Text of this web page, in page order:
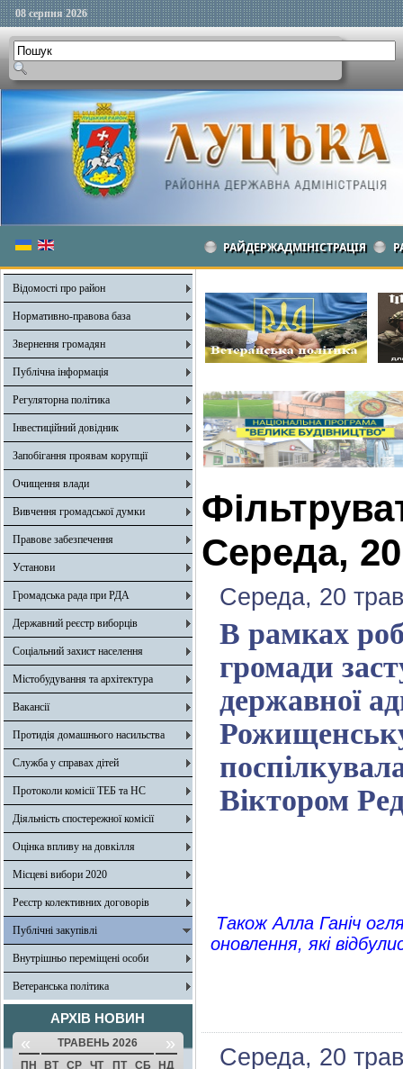
08 серпня 2026
РАЙДЕРЖАДМІНІСТРАЦІЯ
Відомості про район
Нормативно-правова база
Звернення громадян
Публічна інформація
Регуляторна політика
Інвестиційний довідник
Запобігання проявам корупції
Очищення влади
Вивчення громадської думки
Правове забезпечення
Установи
Громадська рада при РДА
Державний реєстр виборців
Соціальний захист населення
Містобудування та архітектура
Вакансії
Протидія домашнього насильства
Служба у справах дітей
Протоколи комісії ТЕБ та НС
Діяльність спостережної комісії
Оцінка впливу на довкілля
Місцеві вибори 2020
Реєстр колективних договорів
Публічні закупівлі
Внутрішньо переміщені особи
Ветеранська політика
АРХІВ НОВИН
« ТРАВЕНЬ 2026 »
ПН ВТ СР ЧТ ПТ СБ
НД
Середа,
Середа, 20
В рамках
громади
державної
Віктором
Також Алла Ганіч
оновлення, які
Середа, 20